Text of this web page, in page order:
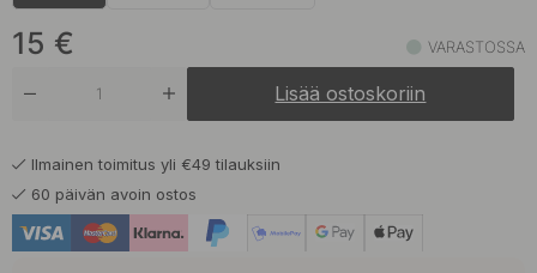
Tammi
15 € VARASTOSSA
Lisää ostoskoriin
Ilmainen toimitus yli €49 tilauksiin
60 päivän avoin ostos